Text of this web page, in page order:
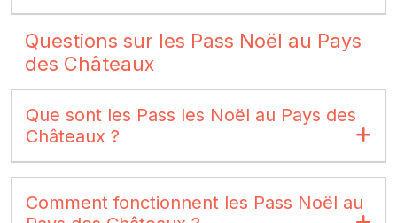
Questions sur les Pass Noël au Pays
des Châteaux
Que sont les Pass les Noël au Pays des
Châteaux ?
Comment fonctionnent les Pass Noël au